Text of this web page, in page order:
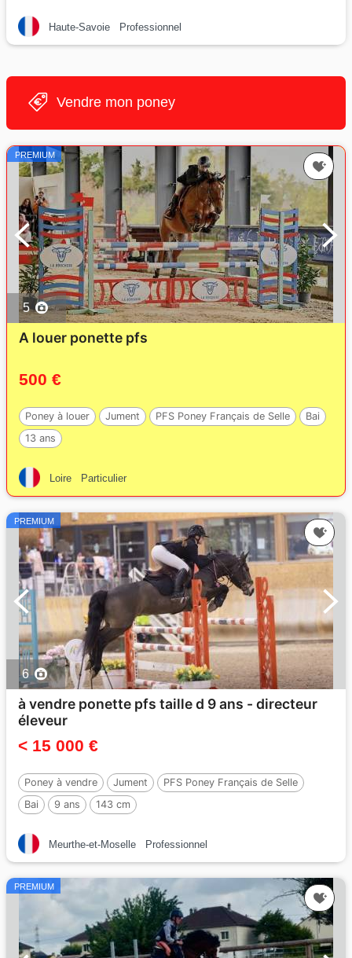
Haute-Savoie Professionnel
Vendre mon poney
PREMIUM
5
A louer ponette pfs
500 €
Poney à louer Jument PFS Poney Français de Selle
Bai
13 ans
Loire Particulier
PREMIUM
6
à vendre ponette pfs taille d 9 ans - directeur
éleveur
< 15 000 €
Poney à vendre Jument
PFS Poney Français de Selle
Bai
9 ans 143 cm
Meurthe-et-Moselle Professionnel
PREMIUM